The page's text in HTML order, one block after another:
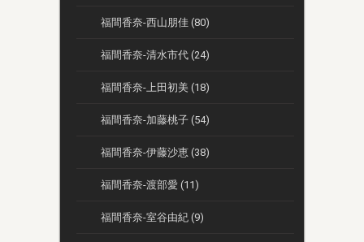
福間香奈-西山朋佳 (80)
福間香奈-清水市代 (24)
福間香奈-上田初美 (18)
福間香奈-加藤桃子 (54)
福間香奈-伊藤沙恵 (38)
福間香奈-渡部愛 (11)
福間香奈-室谷由紀 (9)